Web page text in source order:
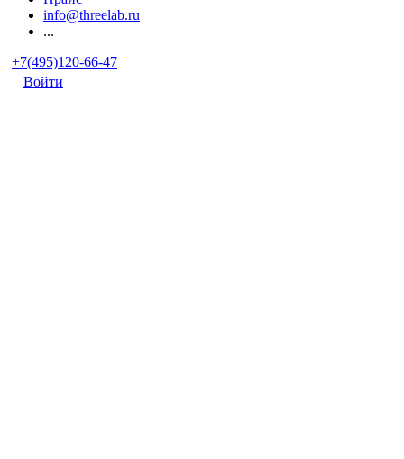
info@threelab.ru
...
+7(495)120-66-47
Войти